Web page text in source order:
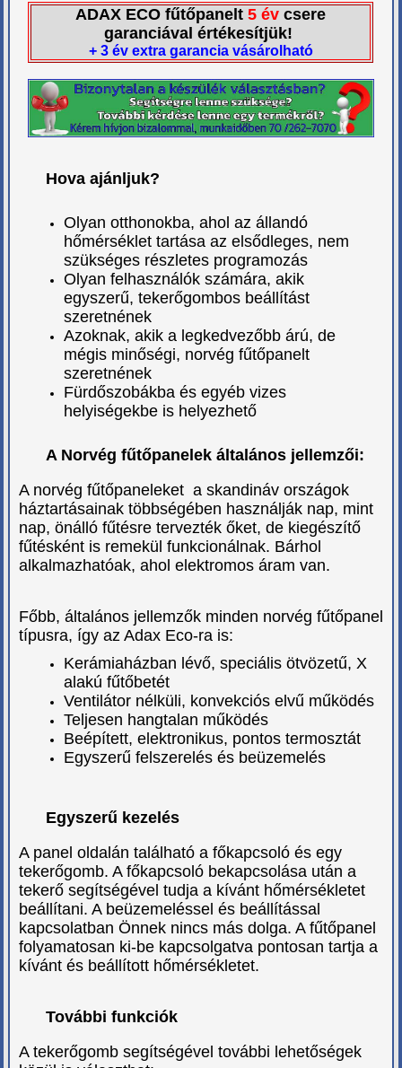
ADAX ECO fűtőpanelt5 évcsere
garanciával értékesítjük!
+ 3 év extra garancia vásárolható
Hova ajánljuk?
Olyan otthonokba, ahol az állandó
hőmérséklet tartása az elsődleges, nem
szükséges részletes programozás
Olyan felhasználók számára, akik
egyszerű, tekerőgombos beállítást
szeretnének
Azoknak, akik a legkedvezőbb árú, de
mégis minőségi, norvég fűtőpanelt
szeretnének
Fürdőszobákba és egyéb vizes
helyiségekbe is helyezhető
A Norvég fűtőpanelek általános jellemzői:
A norvég fűtőpaneleket a skandináv országok
háztartásainak többségében használják nap, mint
nap, önálló fűtésre tervezték őket, de kiegészítő
fűtésként is remekül funkcionálnak. Bárhol
alkalmazhatóak, ahol elektromos áram van.
Főbb, általános jellemzők minden norvég fűtőpanel
típusra, így az Adax Eco-ra is:
Kerámiaházban lévő, speciális ötvözetű, X
alakú fűtőbetét
Ventilátor nélküli, konvekciós elvű működés
Teljesen hangtalan működés
Beépített, elektronikus, pontos termosztát
Egyszerű felszerelés és beüzemelés
Egyszerű kezelés
A panel oldalán található a főkapcsoló és egy
tekerőgomb. A főkapcsoló bekapcsolása után a
tekerő segítségével tudja a kívánt hőmérsékletet
beállítani. A beüzemeléssel és beállítással
kapcsolatban Önnek nincs más dolga. A fűtőpanel
folyamatosan ki-be kapcsolgatva pontosan tartja a
kívánt és beállított hőmérsékletet.
További funkciók
A tekerőgomb segítségével további lehetőségek